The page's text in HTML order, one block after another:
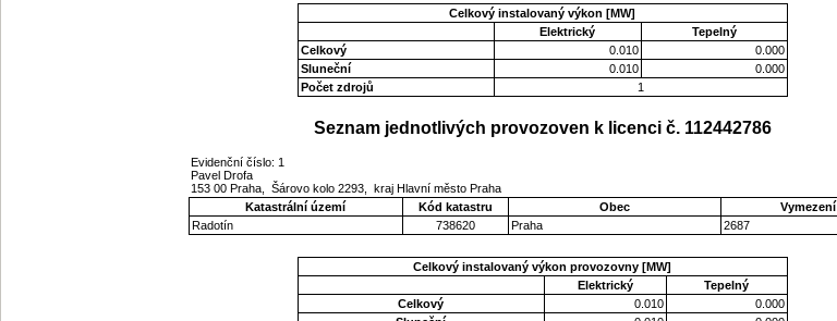
Celkový instalovaný výkon [MW]
Elektrický
Tepelný
Celkový
0.010
0.000
Sluneční
0.010
0.000
Počet zdrojů
1
Seznam jednotlivých provozoven k licenci č. 112442786
Evidenční číslo: 1
Pavel Drofa
153 00 Praha, Šárovo kolo 2293, kraj Hlavní město Praha
Katastrální území
Kód katastru Obec
Vymezení
Radotín
738620 Praha 2687
Celkový instalovaný výkon provozovny [MW]
Elektrický
Tepelný
Celkový
0.010
0.000